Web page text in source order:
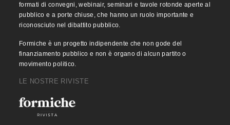
formati di convegni, webinair, seminari e tavole rotonde aperte al
pubblico e a porte chiuse, che hanno un ruolo importante e
riconosciuto nel dibattito pubblico.
Formiche è un progetto indipendente che non gode del
finanziamento pubblico e non è organo di alcun partito o
movimento politico.
LE NOSTRE RIVISTE